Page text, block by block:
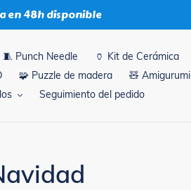
en 48h disponible
🧵 Punch Needle
🏺 Kit de Cerámica
🧩 Puzzle de madera
🧸 Amigurumi
Seguimiento del pedido